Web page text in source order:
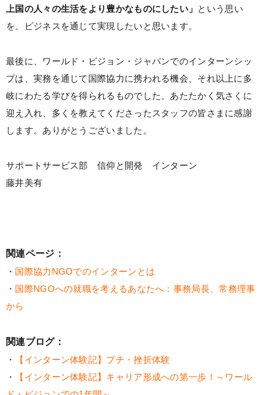
上国の人々の生活をより豊かなものにしたい」 という思い
を、ビジネスを通じて実現したいと思います。
最後に、ワールド・ビジョン・ジャパンでのインターンシッ
プは、実務を通じて国際協力に携われる機会、それ以上に多
岐にわたる学びを得られるものでした。あたたかく気さくに
迎え入れ、多くを教えてくださったスタッフの皆さまに感謝
します。ありがとうございました。
サポートサービス部 信仰と開発 インターン
藤井美有
関連ページ：
・ 国際協力NGOでのインターンとは
・ 国際NGOへの就職を考えるあなたへ：事務局長、常務理事
から
関連ブログ：
・
【インターン体験記】プチ・挫折体験
・
【インターン体験記】キャリア形成への第一歩！～ワール